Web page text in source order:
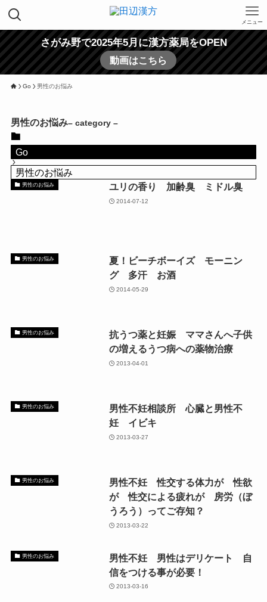
メニュー
さがみ野で2025年5月に漢方薬局をOPEN
動画はこちら
Go 男性のお悩み
男性のお悩み– category –
Go
男性のお悩み
男性のお悩み ユリの香り 加齢臭 ミドル臭
2014-07-12
男性のお悩み
夏！ビーチボーイズ モーニン
グ 多汗 お酒
2014-05-29
男性のお悩み
抗うつ薬と妊娠 ママさんへ子供
の増えるうつ病への薬物治療
2013-04-01
男性のお悩み
男性不妊相談所 心臓と男性不
妊 イビキ
2013-03-27
男性のお悩み
男性不妊 性交する体力が 性欲
が 性交による疲れが 房労（ぼ
うろう）ってご存知？
2013-03-22
男性のお悩み
男性不妊 男性はデリケート 自
信をつける事が必要！
2013-03-16